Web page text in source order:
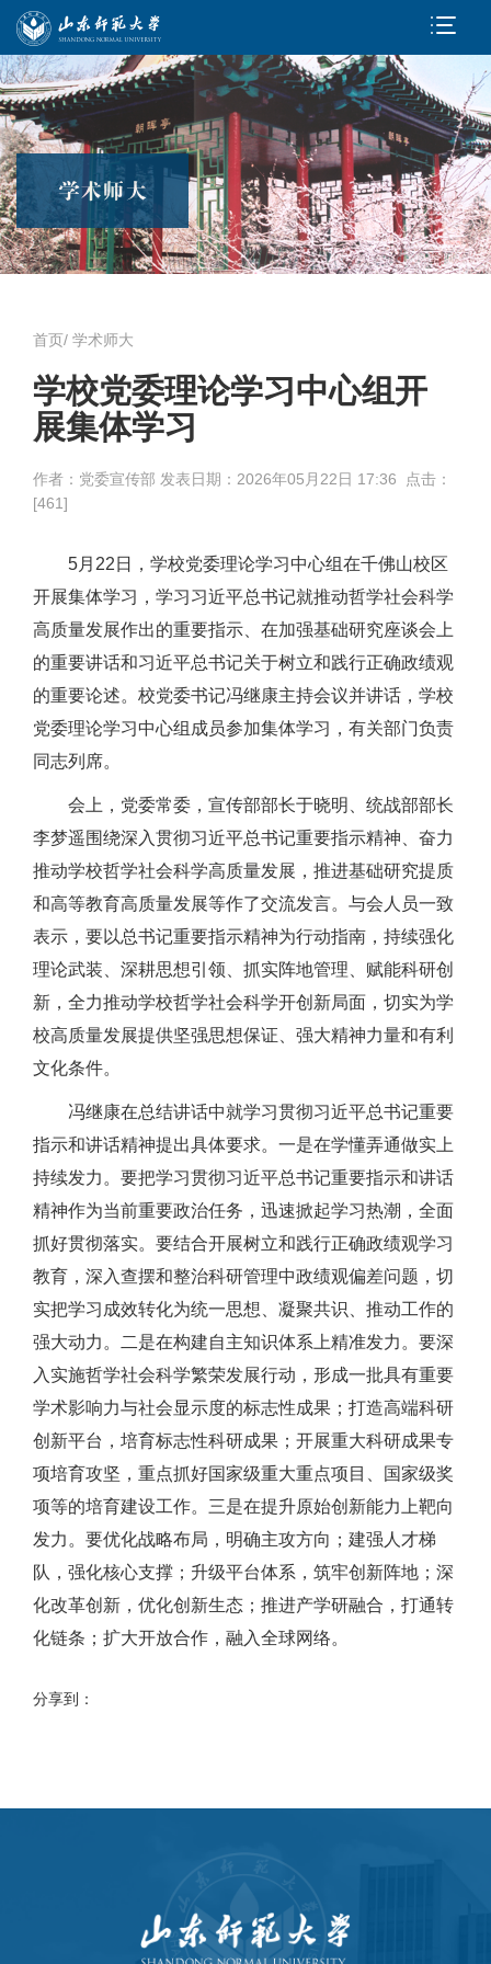
首页/ 学术师大
学校党委理论学习中心组开
展集体学习
作者：党委宣传部 发表日期： 2026年05月22日 17:36 点击：
[461]
5月22日，学校党委理论学习中心组在千佛山校区
开展集体学习，学习习近平总书记就推动哲学社会科学
高质量发展作出的重要指示、在加强基础研究座谈会上
的重要讲话和习近平总书记关于树立和践行正确政绩观
的重要论述。校党委书记冯继康主持会议并讲话，学校
党委理论学习中心组成员参加集体学习，有关部门负责
同志列席。
会上，党委常委，宣传部部长于晓明、统战部部长
李梦遥围绕深入贯彻习近平总书记重要指示精神、奋力
推动学校哲学社会科学高质量发展，推进基础研究提质
和高等教育高质量发展等作了交流发言。与会人员一致
表示，要以总书记重要指示精神为行动指南，持续强化
理论武装、深耕思想引领、抓实阵地管理、赋能科研创
新，全力推动学校哲学社会科学开创新局面，切实为学
校高质量发展提供坚强思想保证、强大精神力量和有利
文化条件。
冯继康在总结讲话中就学习贯彻习近平总书记重要
指示和讲话精神提出具体要求。一是在学懂弄通做实上
持续发力。要把学习贯彻习近平总书记重要指示和讲话
精神作为当前重要政治任务，迅速掀起学习热潮，全面
抓好贯彻落实。要结合开展树立和践行正确政绩观学习
教育，深入查摆和整治科研管理中政绩观偏差问题，切
实把学习成效转化为统一思想、凝聚共识、推动工作的
强大动力。二是在构建自主知识体系上精准发力。要深
入实施哲学社会科学繁荣发展行动，形成一批具有重要
学术影响力与社会显示度的标志性成果；打造高端科研
创新平台，培育标志性科研成果；开展重大科研成果专
项培育攻坚，重点抓好国家级重大重点项目、国家级奖
项等的培育建设工作。三是在提升原始创新能力上靶向
发力。要优化战略布局，明确主攻方向；建强人才梯
队，强化核心支撑；升级平台体系，筑牢创新阵地；深
化改革创新，优化创新生态；推进产学研融合，打通转
化链条；扩大开放合作，融入全球网络。
分享到：